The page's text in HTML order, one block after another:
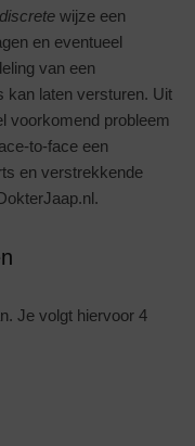
discrete wijze een
en eventueel
van een
kan laten versturen. Uit
voorkomend probleem
to-face een
en verstrekkende
Je volgt hiervoor 4